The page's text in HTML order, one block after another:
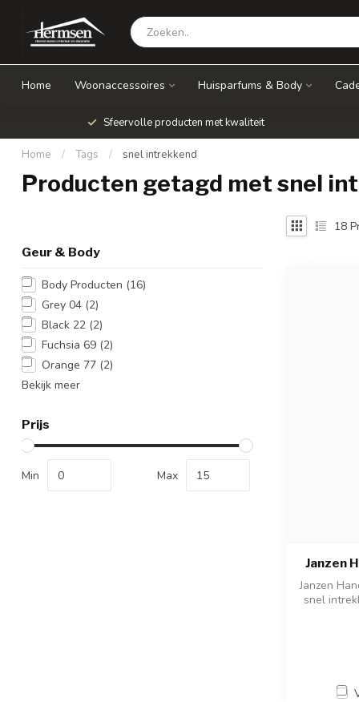
Home Woonaccessoires Huisparfums & Body
Sfeervolle producten met kwaliteit
Home / Tags / snel intrekkend
Producten getagd met snel
Geur & Body
Body Producten (16)
Grey 04 (2)
Black 22 (2)
Fuchsia 69 (2)
Orange 77 (2)
Bekijk meer
Prijs
Min Max
18
Janzen
Janzen
snel